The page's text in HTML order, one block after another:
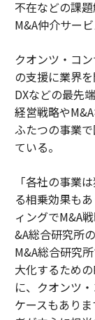
不在などの課
M&A仲介サービ
クオンツ・コ
の支援に業界
DXなどの最先
経営戦略や
ふたつの事業
ている。
「各社の事業
る相乗効果も
ィングでM&A
&A総合研究所
M&A総合研究
大化するため
に、クオンツ
ケースもあり